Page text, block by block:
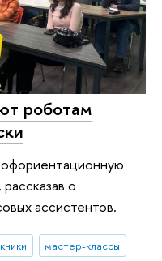
роботам
о
ассистентов.
мастер-классы